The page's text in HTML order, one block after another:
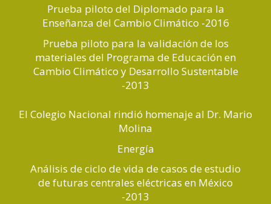
Prueba piloto del Diplomado para la
Enseñanza del Cambio Climático -2016
Prueba piloto para la validación de los
materiales del Programa de Educación en
Cambio Climático y Desarrollo Sustentable
-2013
El Colegio Nacional rindió homenaje al Dr. Mario
Molina
Energía
Análisis de ciclo de vida de casos de estudio
de futuras centrales eléctricas en México
-2013